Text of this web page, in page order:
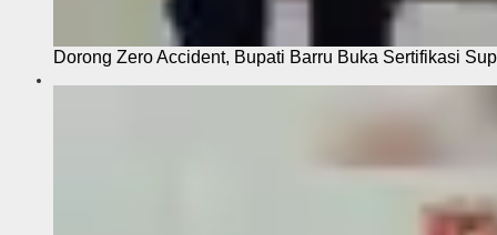
Dorong Zero Accident, Bupati Barru Buka Sertifikasi